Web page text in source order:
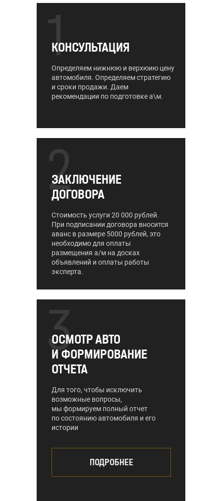
КОНСУЛЬТАЦИЯ
ЗАКЛЮЧЕНИЕ
ДОГОВОРА
Стоимость услуги 20 000 рублей.
При подписании договора вносится
аванс в размере 5000 рублей, это
необходимо для оплаты
размещения а/м на досках
объявлений и оплаты работы
эксперта.
ОСМОТР АВТО
И ФОРМИРОВАНИЕ
ОТЧЕТА
Для того, чтобы исключить
возможные вопросы,
мы формируем полный отчет
по состоянию автомобиля и его
истории
ПОДРОБНЕЕ
Определяем нижнюю и верхюию цену
автомобиля. Определяем стратегию
и сроки продажи. Даем
рекомендации по подготовке а\м.
1
2
3